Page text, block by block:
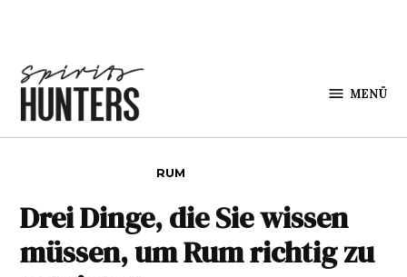
MENÜ
RUM
Drei Dinge, die Sie wissen
müssen, um Rum richtig zu